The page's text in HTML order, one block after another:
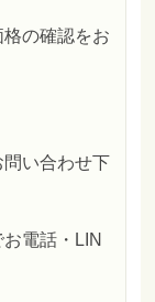
の確認をお
い合わせ下
電話・LIN